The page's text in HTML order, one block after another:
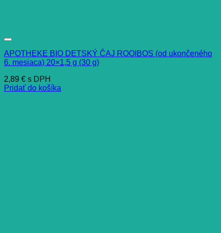
APOTHEKE BIO DETSKÝ ČAJ ROOIBOS (od ukončeného
6. mesiaca) 20×1,5 g (30 g)
2,89 € s DPH
Pridať do košíka